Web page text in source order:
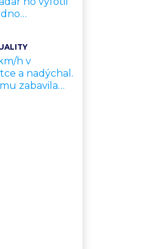
h v
a nadýchal.
zabavila